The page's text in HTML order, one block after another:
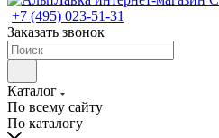
+7 (495) 023-51-31
Заказать звонок
Каталог
По всему сайту
По каталогу